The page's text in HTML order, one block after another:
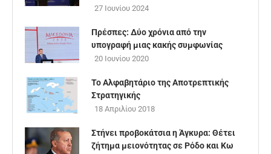
27 Ιουνίου 2024
Πρέσπες: Δύο χρόνια από την
υπογραφή μιας κακής συμφωνίας
20 Ιουνίου 2020
Το Αλφαβητάριο της Αποτρεπτικής
Στρατηγικής
18 Απριλίου 2018
Στήνει προβοκάτσια η Άγκυρα: Θέτει
ζήτημα μειονότητας σε Ρόδο και Κω